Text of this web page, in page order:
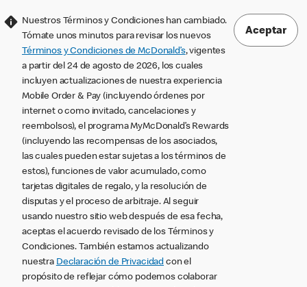
Nuestros Términos y Condiciones han cambiado.
Tómate unos minutos para revisar los nuevos
Términos y Condiciones de McDonald’s, vigentes
a partir del 24 de agosto de 2026, los cuales
incluyen actualizaciones de nuestra experiencia
Mobile Order & Pay (incluyendo órdenes por
internet o como invitado, cancelaciones y
reembolsos), el programa MyMcDonald’s Rewards
(incluyendo las recompensas de los asociados,
las cuales pueden estar sujetas a los términos de
estos), funciones de valor acumulado, como
tarjetas digitales de regalo, y la resolución de
disputas y el proceso de arbitraje. Al seguir
usando nuestro sitio web después de esa fecha,
aceptas el acuerdo revisado de los Términos y
Condiciones. También estamos actualizando
nuestra Declaración de Privacidad con el
propósito de reflejar cómo podemos colaborar
Aceptar